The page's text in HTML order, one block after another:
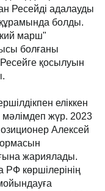
Ресейді адалауды
құрамында болды.
марш"
болғаны
қосылуын
еліккен
жүр. 2023
Алексей
жариялады.
көршілерінің